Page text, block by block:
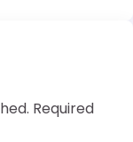
Required